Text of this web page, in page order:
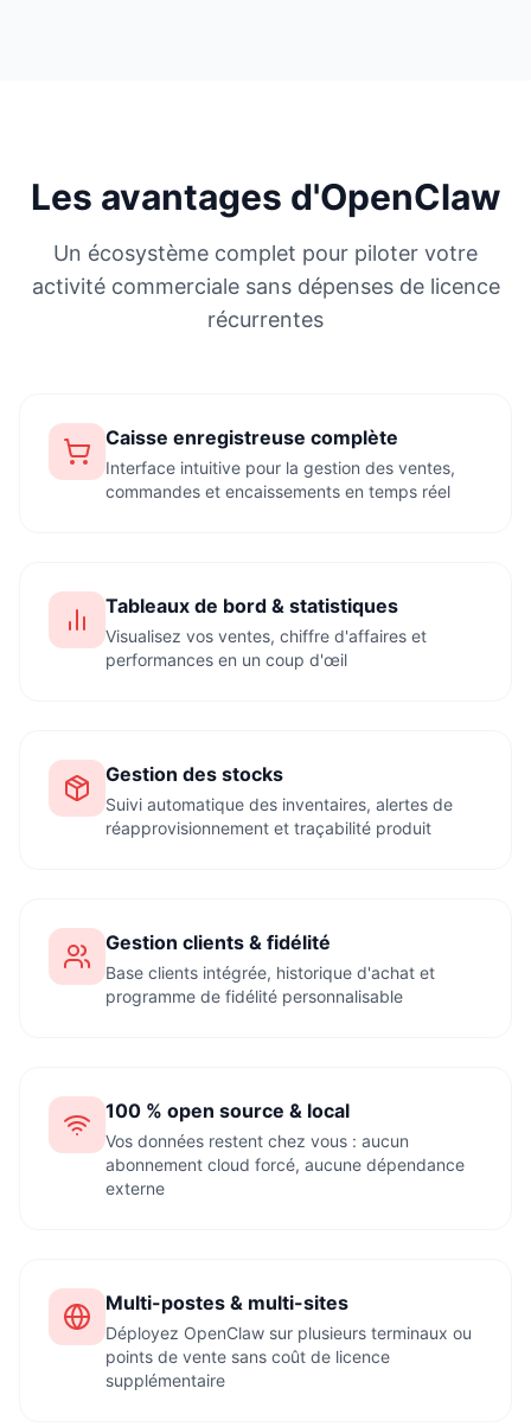
Les avantages d'OpenClaw
Un écosystème complet pour piloter votre
activité commerciale sans dépenses de licence
récurrentes
Caisse enregistreuse complète
Interface intuitive pour la gestion des ventes,
commandes et encaissements en temps réel
Tableaux de bord & statistiques
Visualisez vos ventes, chiffre d'affaires et
performances en un coup d'œil
Gestion des stocks
Suivi automatique des inventaires, alertes de
réapprovisionnement et traçabilité produit
Gestion clients & fidélité
Base clients intégrée, historique d'achat et
programme de fidélité personnalisable
100 % open source & local
Vos données restent chez vous : aucun
abonnement cloud forcé, aucune dépendance
externe
Multi-postes & multi-sites
Déployez OpenClaw sur plusieurs terminaux ou
points de vente sans coût de licence
supplémentaire